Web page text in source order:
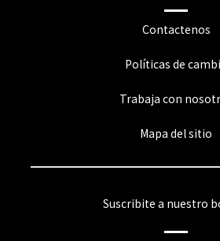
Contactenos
Políticas de
Trabaja con
Mapa del sitio
Suscribite a nuestro